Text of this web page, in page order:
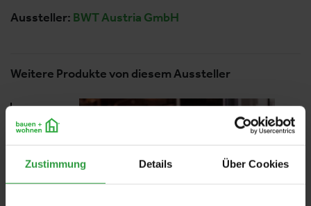
Zustimmung Details Über Cookies
Aussteller: BWT Austria GmbH
Weitere Produkte von diesem Aussteller